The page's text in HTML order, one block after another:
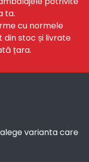
ta.
cu normele
din stoc și livrate
țara.
varianta care